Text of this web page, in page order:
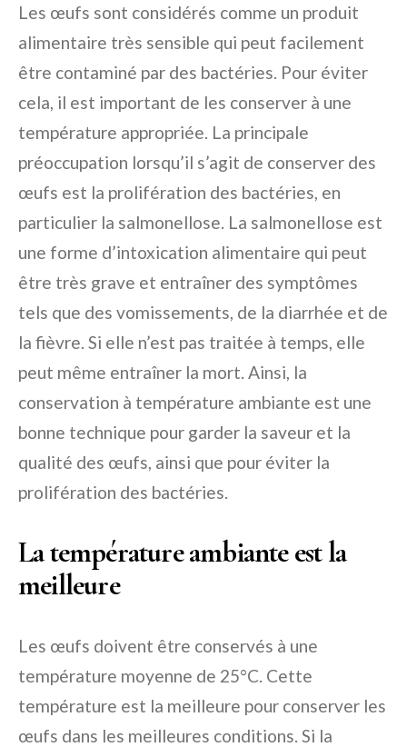
Les œufs sont considérés comme un produit
alimentaire très sensible qui peut facilement
être contaminé par des bactéries. Pour éviter
cela, il est important de les conserver à une
température appropriée. La principale
préoccupation lorsqu’il s’agit de conserver des
œufs est la prolifération des bactéries, en
particulier la salmonellose. La salmonellose est
une forme d’intoxication alimentaire qui peut
être très grave et entraîner des symptômes
tels que des vomissements, de la diarrhée et de
la fièvre. Si elle n’est pas traitée à temps, elle
peut même entraîner la mort. Ainsi, la
conservation à température ambiante est une
bonne technique pour garder la saveur et la
qualité des œufs, ainsi que pour éviter la
prolifération des bactéries.
La température ambiante est la
meilleure
Les œufs doivent être conservés à une
température moyenne de 25°C. Cette
température est la meilleure pour conserver les
œufs dans les meilleures conditions. Si la